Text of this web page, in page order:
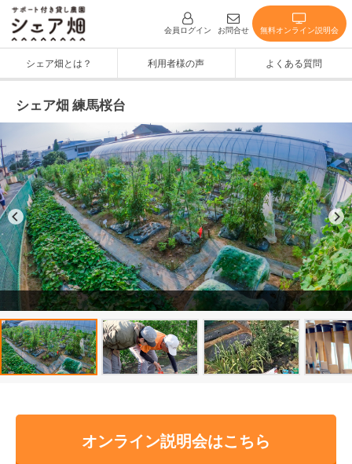
会員ログイン お問合せ 無料オンライン説明会
シェア畑とは？ 利用者様の声 よくある質問
シェア畑 練馬桜台
オンライン説明会はこちら